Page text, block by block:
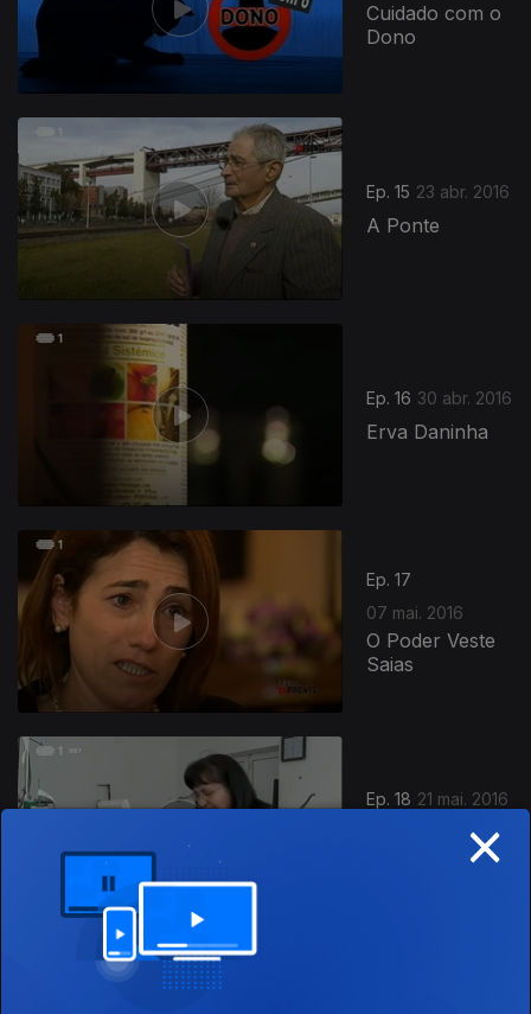
Cuidado com o
Dono
Ep. 15 23 abr. 2016
A Ponte
Ep. 16 30 abr. 2016
Erva Daninha
Ep. 17
07 mai. 2016
O Poder Veste
Saias
Ep. 18 21 mai. 2016
×